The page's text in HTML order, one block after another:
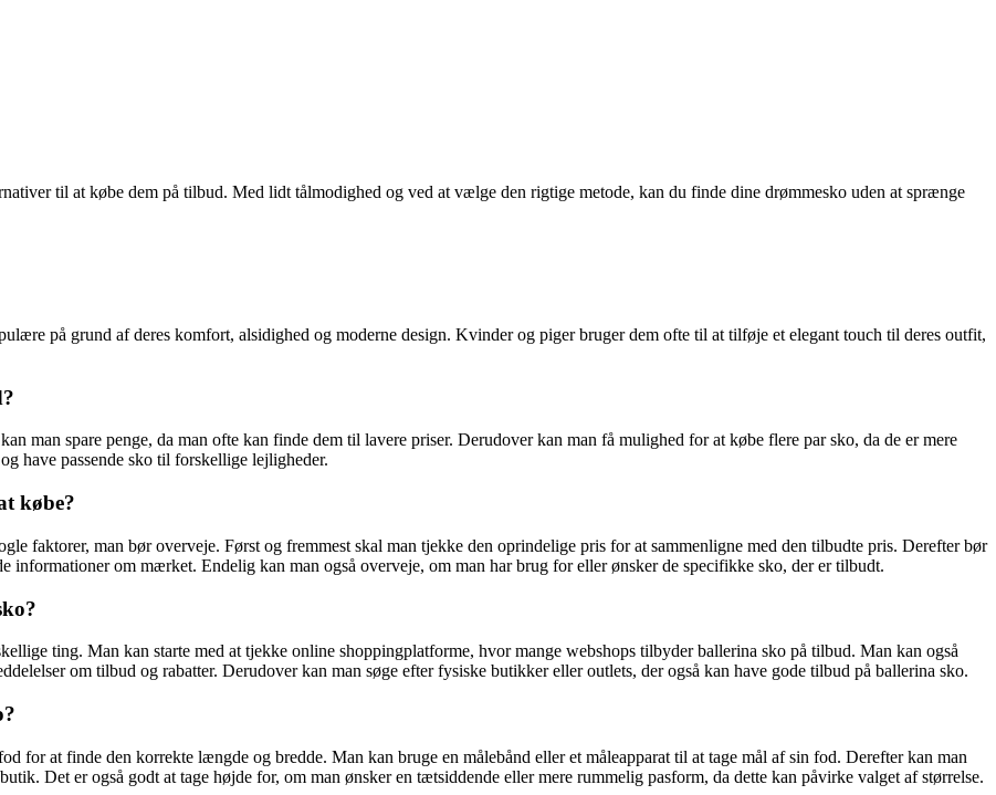
til at købe dem på tilbud. Med lidt tålmodighed og ved at vælge den rigtige metode, kan du finde dine drømmesko uden at sprænge
på grund af deres komfort, alsidighed og moderne design. Kvinder og piger bruger dem ofte til at tilføje et elegant touch til deres outfit,
man spare penge, da man ofte kan finde dem til lavere priser. Derudover kan man få mulighed for at købe flere par sko, da de er mere
have passende sko til forskellige lejligheder.
købe?
faktorer, man bør overveje. Først og fremmest skal man tjekke den oprindelige pris for at sammenligne med den tilbudte pris. Derefter bør
informationer om mærket. Endelig kan man også overveje, om man har brug for eller ønsker de specifikke sko, der er tilbudt.
ting. Man kan starte med at tjekke online shoppingplatforme, hvor mange webshops tilbyder ballerina sko på tilbud. Man kan også
om tilbud og rabatter. Derudover kan man søge efter fysiske butikker eller outlets, der også kan have gode tilbud på ballerina sko.
for at finde den korrekte længde og bredde. Man kan bruge en målebånd eller et måleapparat til at tage mål af sin fod. Derefter kan man
Det er også godt at tage højde for, om man ønsker en tætsiddende eller mere rummelig pasform, da dette kan påvirke valget af størrelse.